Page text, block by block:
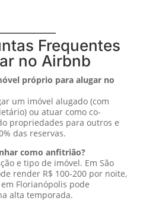
Frequentes
no Airbnb
próprio para alugar no
um imóvel alugado (com
ou atuar como co-
propriedades para outros e
das reservas.
como anfitrião?
e tipo de imóvel. Em São
render R$ 100-200 por noite,
Florianópolis pode
alta temporada.